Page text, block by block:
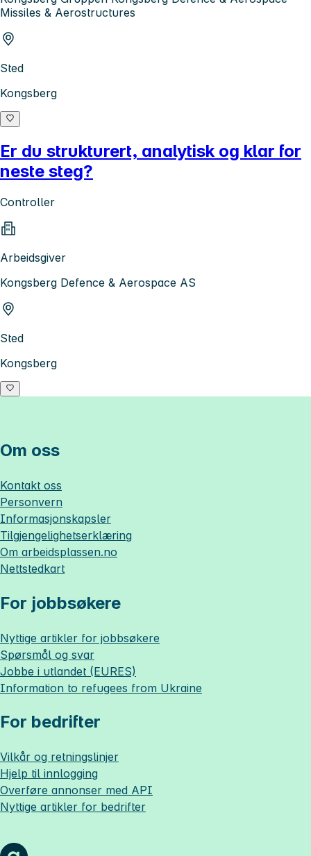
Missiles & Aerostructures
Sted
Kongsberg
Er du strukturert, analytisk og klar for
neste steg?
Controller
Arbeidsgiver
Kongsberg Defence & Aerospace AS
Sted
Kongsberg
Om oss
Kontakt oss
Personvern
Informasjonskapsler
Tilgjengelighetserklæring
Om arbeidsplassen.no
Nettstedkart
For jobbsøkere
Nyttige artikler for jobbsøkere
Spørsmål og svar
Jobbe i utlandet (EURES)
Information to refugees from Ukraine
For bedrifter
Vilkår og retningslinjer
Hjelp til innlogging
Overføre annonser med API
Nyttige artikler for bedrifter